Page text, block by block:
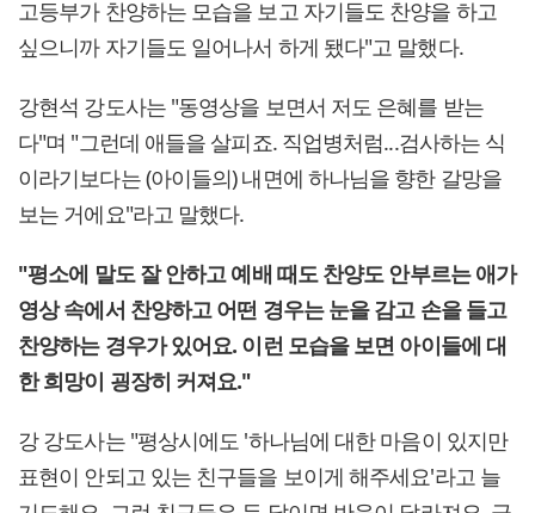
고등부가 찬양하는 모습을 보고 자기들도 찬양을 하고
싶으니까 자기들도 일어나서 하게 됐다"고 말했다.
강현석 강도사는 "동영상을 보면서 저도 은혜를 받는
다"며 "그런데 애들을 살피죠. 직업병처럼...검사하는 식
이라기보다는 (아이들의) 내면에 하나님을 향한 갈망을
보는 거에요"라고 말했다.
"평소에 말도 잘 안하고 예배 때도 찬양도 안부르는 애가
영상 속에서 찬양하고 어떤 경우는 눈을 감고 손을 들고
찬양하는 경우가 있어요. 이런 모습을 보면 아이들에 대
한 희망이 굉장히 커져요."
강 강도사는 "평상시에도 '하나님에 대한 마음이 있지만
표현이 안되고 있는 친구들을 보이게 해주세요'라고 늘